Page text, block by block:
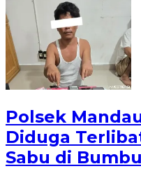
Polsek
Diduga
Sabu di